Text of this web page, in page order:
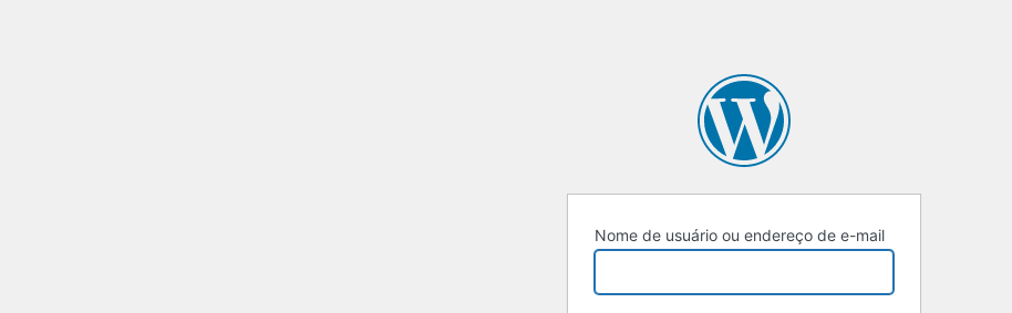
Nome de usuário ou endereço de e-mail